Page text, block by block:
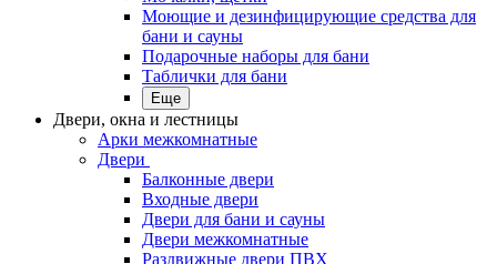
Моющие и дезинфицирующие средства для
бани и сауны
Подарочные наборы для бани
Таблички для бани
Еще
Двери, окна и лестницы
Арки межкомнатные
Двери
Балконные двери
Входные двери
Двери для бани и сауны
Двери межкомнатные
Раздвижные двери ПВХ